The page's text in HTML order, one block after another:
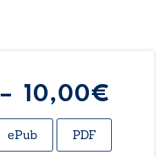
– 10,00€
de
ePub PDF